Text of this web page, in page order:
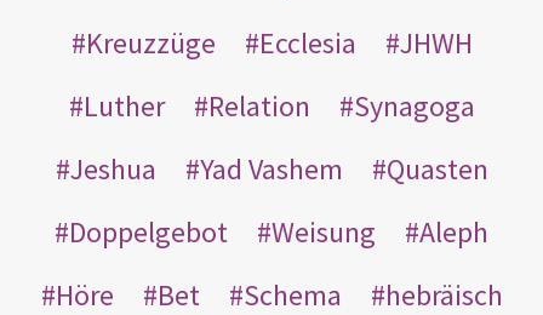
Kreuzzüge
Ecclesia
JHWH
Luther
Relation
Synagoga
Jeshua
Yad Vashem
Quasten
Doppelgebot
Weisung
Aleph
Höre
Bet Schema
hebräisch